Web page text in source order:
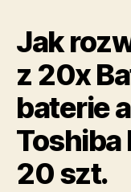
Jak
z 20x
baterie
Toshiba
20 szt.